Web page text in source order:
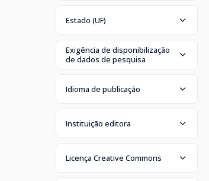
Estado (UF)
Exigência de disponibilização
de dados de pesquisa
Idioma de publicação
Instituição editora
Licença Creative Commons